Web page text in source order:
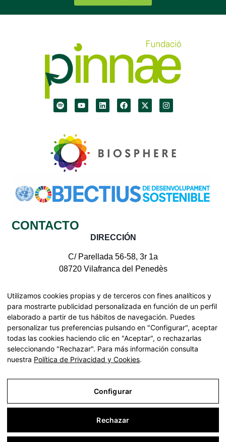
CONTACTO
DIRECCIÓN
C/ Parellada 56-58, 3r 1a
08720 Vilafranca del Penedès
Todos los derechos reservados | © Pinnae 2026
Declaración de accesibilidad
Mapa web
Utilizamos cookies propias y de terceros con fines analíticos y
para mostrarte publicidad personalizada en función de un perfil
elaborado a partir de tus hábitos de navegación. Puedes
personalizar tus preferencias pulsando en "Configurar", aceptar
todas las cookies haciendo clic en "Aceptar", o rechazarlas
seleccionando "Rechazar". Para más información consulta
nuestra Política de Privacidad y Cookies.
Configurar
Rechazar
Aviso Legal
Política de Privacidad y Cookies